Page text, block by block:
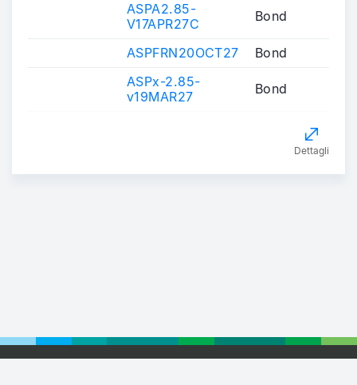
ASPA2.85-
V17APR27C
Bond
ASPFRN20OCT27
Bond
ASPx-2.85-
v19MAR27
Bond
Dettagli